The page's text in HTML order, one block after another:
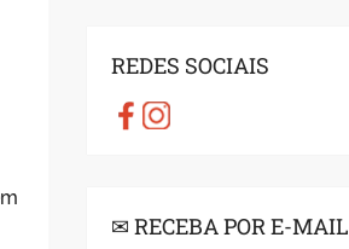
REDES SOCIAIS
✉ RECEBA POR E-MAIL